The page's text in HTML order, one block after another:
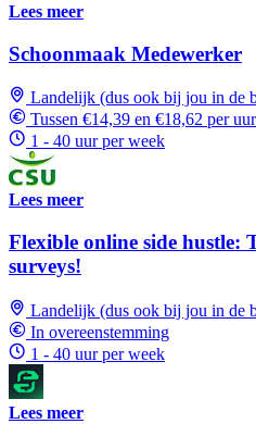
Lees meer
Schoonmaak Medewerker
Landelijk (dus ook bij jou in de
Tussen €14,39 en €18,62 per uur
1 - 40 uur per week
Lees meer
Flexible online side hustle:
surveys!
Landelijk (dus ook bij jou in de
In overeenstemming
1 - 40 uur per week
Lees meer